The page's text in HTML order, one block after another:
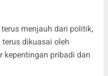
menjauh dari politik,
dikuasai oleh
kepentingan pribadi dan